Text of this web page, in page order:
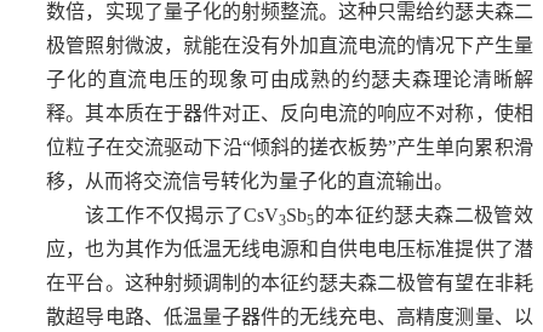
数倍，实现了量子化的射频整流。这种只需给约瑟夫森二
极管照射微波，就能在没有外加直流电流的情况下产生量
子化的直流电压的现象可由成熟的约瑟夫森理论清晰解
释。其本质在于器件对正、反向电流的响应不对称，使相
位粒子在交流驱动下沿“倾斜的搓衣板势”产生单向累积滑
移，从而将交流信号转化为量子化的直流输出。
该工作不仅揭示了CsV3Sb5的本征约瑟夫森二极管效
应，也为其作为低温无线电源和自供电电压标准提供了潜
在平台。这种射频调制的本征约瑟夫森二极管有望在非耗
散超导电路、 低温量子器件的无线充电、高精度测量、以